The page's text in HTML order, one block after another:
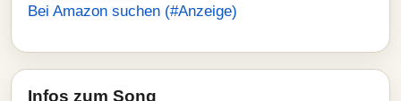
Bei Amazon suchen (#Anzeige)
Infos zum Song